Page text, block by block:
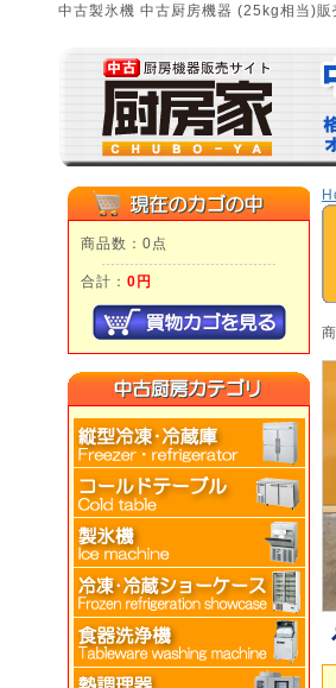
中古製氷機 中古厨房機器 (25kg相当)販
商品数：0点
合計： 0円